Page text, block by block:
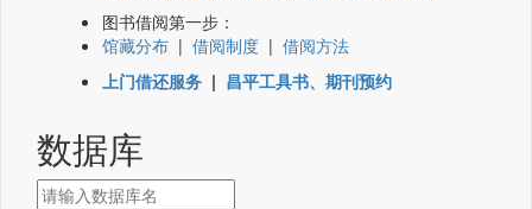
图书借阅第一步：
馆藏分布 | 借阅制度 | 借阅方法
上门借还服务 | 昌平工具书、期刊预约
数据库